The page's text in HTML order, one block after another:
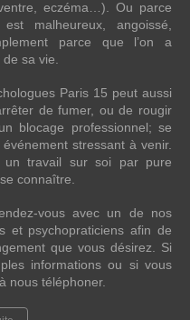
eczéma…). Ou parce
malheureux, angoissé,
parce que l’on a
sa vie.
Paris 15 peut aussi
de fumer, ou de rougir
blocage professionnel; se
stressant à venir.
un travail sur soi par pure
connaître.
vous avec un de nos
et psychopraticiens afin de
que vous désirez. Si
informations ou si vous
nous téléphoner.